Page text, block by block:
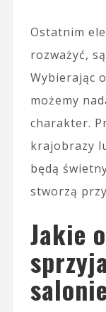
Ostatnim
rozważyć, są
Wybierając
możemy
charakter.
krajobrazy
będą
stworzą
Jakie